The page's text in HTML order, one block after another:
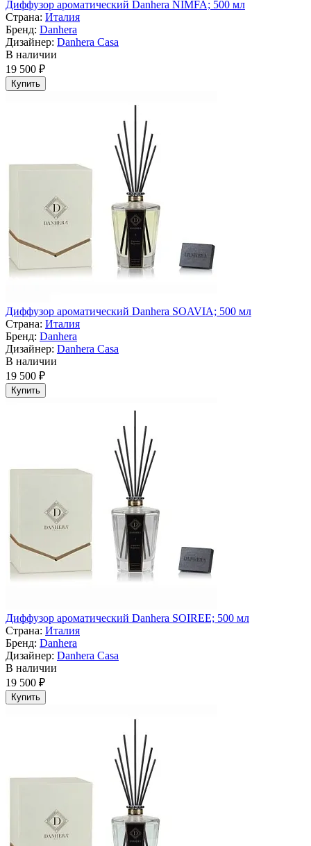
Диффузор ароматический Danhera NIMFA; 500 мл
Страна: Италия
Бренд: Danhera
Дизайнер: Danhera Casa
В наличии
19 500 ₽
Купить
Диффузор ароматический Danhera SOAVIA; 500 мл
Страна: Италия
Бренд: Danhera
Дизайнер: Danhera Casa
В наличии
19 500 ₽
Купить
Диффузор ароматический Danhera SOIREE; 500 мл
Страна: Италия
Бренд: Danhera
Дизайнер: Danhera Casa
В наличии
19 500 ₽
Купить